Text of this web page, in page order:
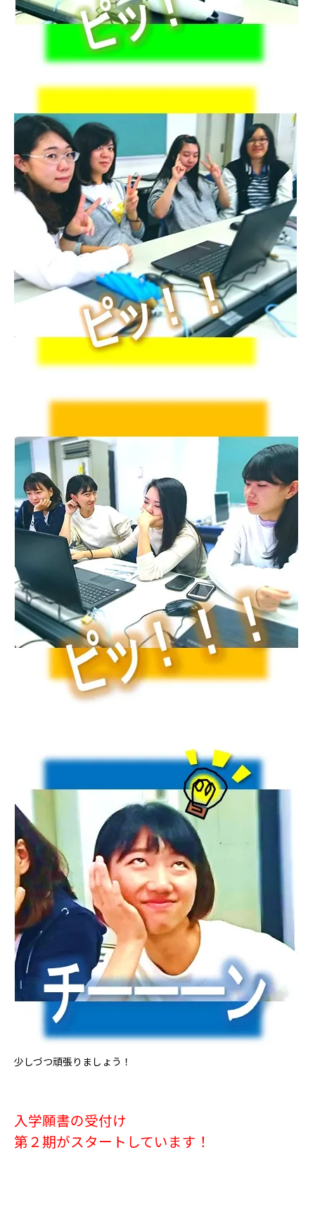
少しづつ頑張りましょう！
入学願書の受付け
第２期がスタートしています！